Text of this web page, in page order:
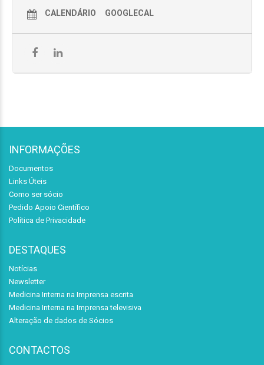
CALENDÁRIO GOOGLECAL
INFORMAÇÕES
Documentos
Links Úteis
Como ser sócio
Pedido Apoio Científico
Política de Privacidade
DESTAQUES
Notícias
Newsletter
Medicina Interna na Imprensa escrita
Medicina Interna na Imprensa televisiva
Alteração de dados de Sócios
CONTACTOS